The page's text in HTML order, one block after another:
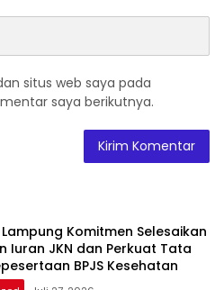
situs web saya pada
saya berikutnya.
Komitmen Selesaikan
Iuran JKN dan Perkuat Tata
BPJS Kesehatan